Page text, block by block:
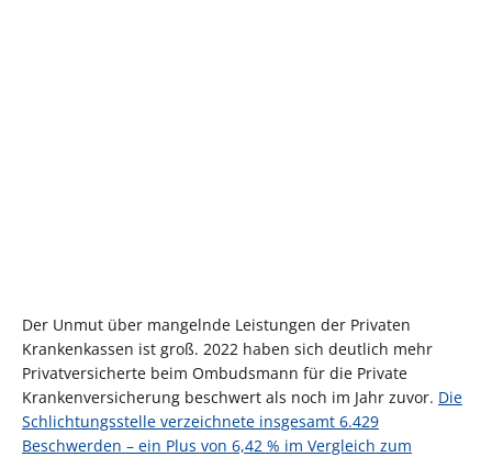
Der Unmut über mangelnde Leistungen der Privaten
Krankenkassen ist groß. 2022 haben sich deutlich mehr
Privatversicherte beim Ombudsmann für die Private
Krankenversicherung beschwert als noch im Jahr zuvor. Die
Schlichtungsstelle verzeichnete insgesamt 6.429
Beschwerden – ein Plus von 6,42 % im Vergleich zum